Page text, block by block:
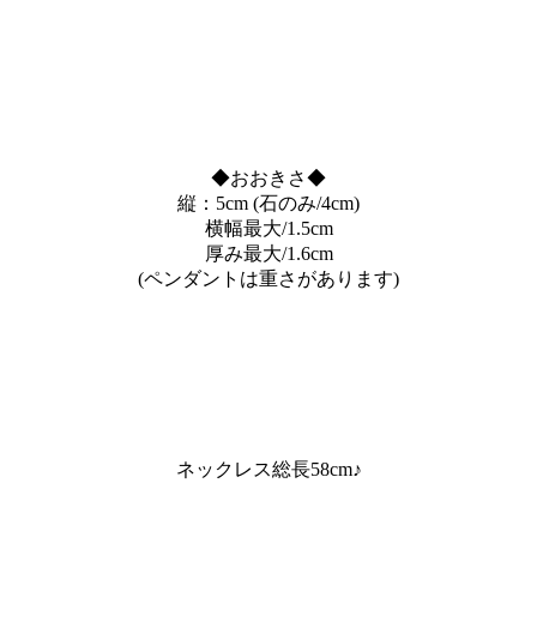
◆おおきさ◆
縦：5cm (石のみ/4cm)
横幅最大/1.5cm
厚み最大/1.6cm
(ペンダントは重さがあります)
ネックレス総長58cm♪